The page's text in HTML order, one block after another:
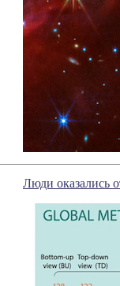
Люди оказались